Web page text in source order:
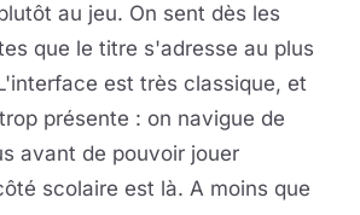
au jeu. On sent dès les
que le titre s'adresse au plus
est très classique, et
présente : on navigue de
avant de pouvoir jouer
scolaire est là. A moins que